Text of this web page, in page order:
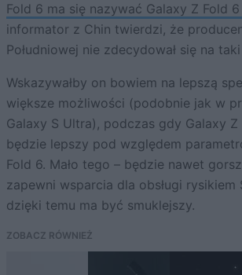
Fold 6 ma się nazywać Galaxy Z Fold
informator z Chin twierdzi, że
Południowej nie zdecydował się na
Wskazywałby on bowiem na lepszą
większe możliwości (podobnie jak w
Galaxy S Ultra), podczas gdy Galaxy Z
będzie lepszy pod względem
Fold 6. Mało tego – będzie nawet
zapewni wsparcia dla obsługi rysikiem
dzięki temu ma być smuklejszy.
ZOBACZ RÓWNIEŻ